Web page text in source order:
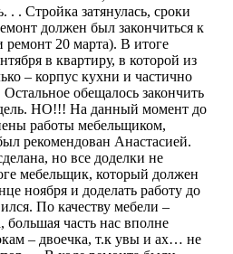
. . Стройка затянулась, сроки
должен был закончиться к
ремонт 20 марта). В итоге
в квартиру, в которой из
– корпус кухни и частично
Остальное обещалось закончить
НО!!! На данный момент до
работы мебельщиком,
рекомендован Анастасией.
но все доделки не
мебельщик, который должен
ноября и доделать работу до
По качеству мебели –
большая часть нас вполне
– двоечка, т.к увы и ах… не